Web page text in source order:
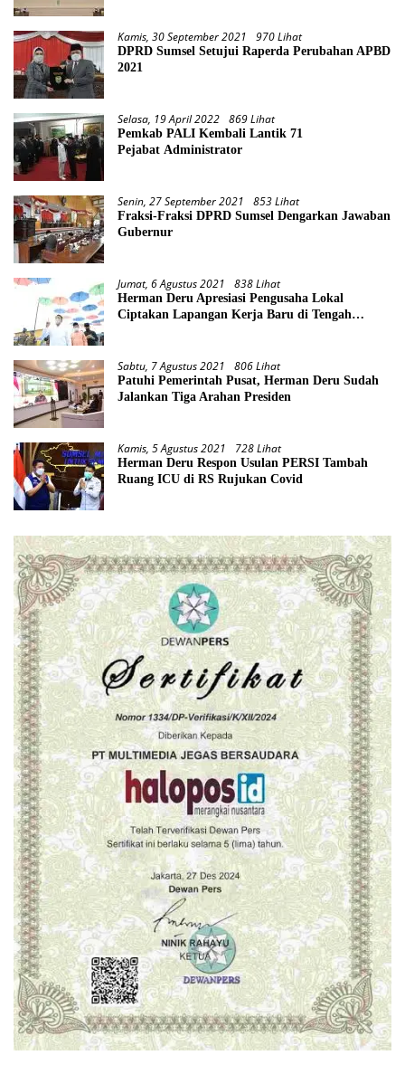
Kamis, 30 September 2021 970 Lihat
DPRD Sumsel Setujui Raperda Perubahan APBD
2021
Selasa, 19 April 2022 869 Lihat
Pemkab PALI Kembali Lantik 71
Pejabat Administrator
Senin, 27 September 2021 853 Lihat
Fraksi-Fraksi DPRD Sumsel Dengarkan Jawaban
Gubernur
Jumat, 6 Agustus 2021 838 Lihat
Herman Deru Apresiasi Pengusaha Lokal
Ciptakan Lapangan Kerja Baru di Tengah
Sabtu, 7 Agustus 2021 806 Lihat
Patuhi Pemerintah Pusat, Herman Deru Sudah
Jalankan Tiga Arahan Presiden
Kamis, 5 Agustus 2021 728 Lihat
Herman Deru Respon Usulan PERSI Tambah
Ruang ICU di RS Rujukan Covid